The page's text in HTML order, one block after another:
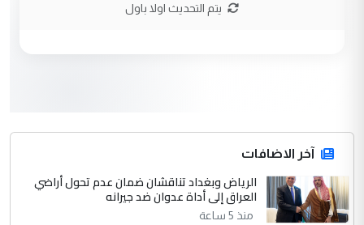
جنسية الرافد الثالث للعراق ومن اصول عريقة
ابا فرات ...
الموضوع :
الجواهري يرد على صدام حسين سل
مضجعيك يابن الزنا (نص كامل)
يتم التحديث اولا باول
آخر الاضافات
الرياض وبغداد تناقشان ضمان عدم تحول أراضي
العراق إلى أداة عدوان ضد جيرانه
منذ 5 ساعة